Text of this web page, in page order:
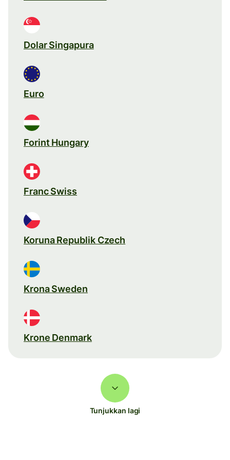
Dolar Singapura
Euro
Forint Hungary
Franc Swiss
Koruna Republik Czech
Krona Sweden
Krone Denmark
Tunjukkan lagi